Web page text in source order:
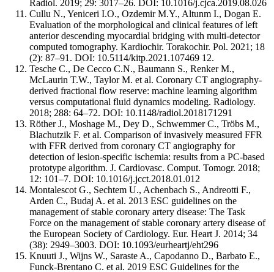
Radiol. 2019; 29: 3017–26. DOI: 10.1016/j.cjca.2019.08.026
Cullu N., Yeniceri I.O., Ozdemir M.Y., Altunm I., Dogan E.
Evaluation of the morphological and clinical features of left
anterior descending myocardial bridging with multi-detector
computed tomography. Kardiochir. Torakochir. Pol. 2021; 18
(2): 87–91. DOI: 10.5114/kitp.2021.107469 12.
Tesche C., De Cecco C.N., Baumann S., Renker M.,
McLaurin T.W., Taylor M. et al. Coronary CT angiography-
derived fractional flow reserve: machine learning algorithm
versus computational fluid dynamics modeling. Radiology.
2018; 288: 64–72. DOI: 10.1148/radiol.2018171291
Röther J., Moshage M., Dey D., Schwemmer C., Tröbs M.,
Blachutzik F. et al. Comparison of invasively measured FFR
with FFR derived from coronary CT angiography for
detection of lesion-specific ischemia: results from a PC-based
prototype algorithm. J. Cardiovasc. Comput. Tomogr. 2018;
12: 101–7. DOI: 10.1016/j.jcct.2018.01.012
Montalescot G., Sechtem U., Achenbach S., Andreotti F.,
Arden C., Budaj A. et al. 2013 ESC guidelines on the
management of stable coronary artery disease: The Task
Force on the management of stable coronary artery disease of
the European Society of Cardiology. Eur. Heart J. 2014; 34
(38): 2949–3003. DOI: 10.1093/eurheartj/eht296
Knuuti J., Wijns W., Saraste A., Capodanno D., Barbato E.,
Funck-Brentano C. et al. 2019 ESC Guidelines for the